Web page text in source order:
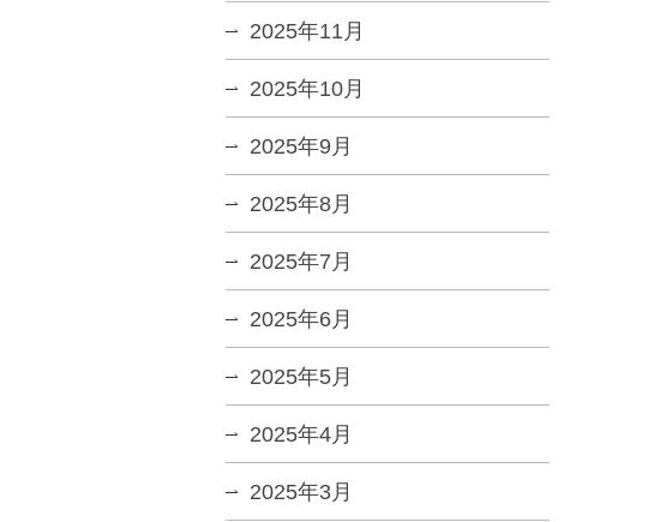
2025年11月
2025年10月
2025年9月
2025年8月
2025年7月
2025年6月
2025年5月
2025年4月
2025年3月